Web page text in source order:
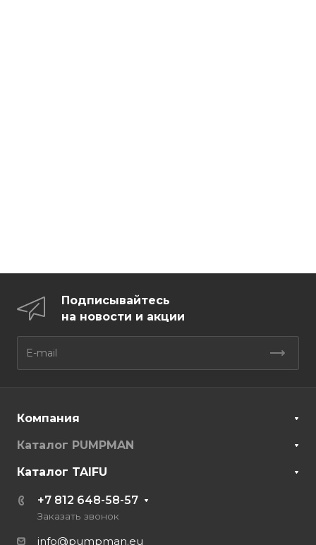
Подписывайтесь
на новости и акции
Компания
Каталог PUMPMAN
Каталог TAIFU
+7 812 648-58-57
Заказать звонок
info@pumpman.eu